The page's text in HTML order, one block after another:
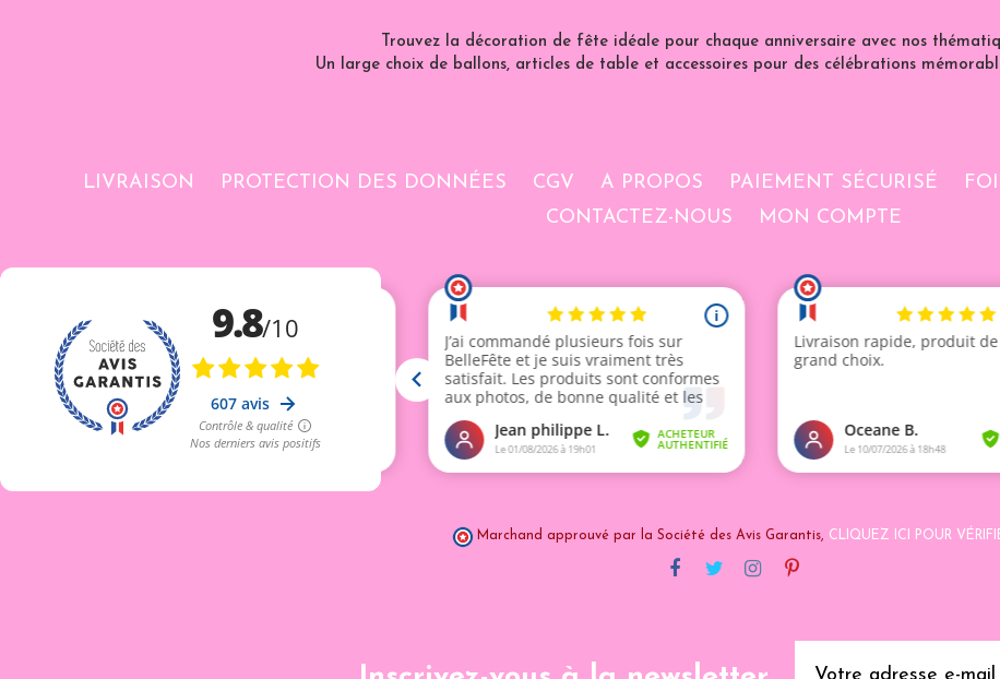
Trouvez la décoration de fête idéale pour chaque anniversaire avec nos
Un large choix de ballons, articles de table et accessoires pour des célébrations
LIVRAISON PROTECTION DES DONNÉES CGV A PROPOS PAIEMENT SÉCURISÉ
CONTACTEZ-NOUS
MON COMPTE
Marchand approuvé par la Société des Avis Garantis, CLIQUEZ ICI POUR